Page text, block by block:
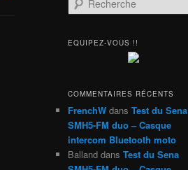
e
h
h
e
EQUIPEZ-VOUS !!
COMMENTAIRES RÉCENTS
FrenchW dans Test du Sena
SMH5-FM duo – Casque
intercom Bluetooth moto
Balland dans Test du Sena